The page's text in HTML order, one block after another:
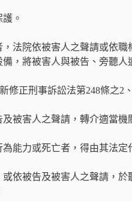
。
法院依被害人之聲請或依
，將被害人與被告、旁聽人
新修正刑事訴訟法第248條之2、
被害人之聲請，轉介適當機
能力或死亡者，得由其法定
依被告及被害人之聲請，